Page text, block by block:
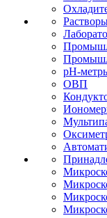
pH-
ОВП